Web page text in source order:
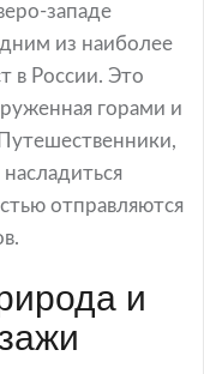
западе
из наиболее
в России. Это
горами и
отправляются
и